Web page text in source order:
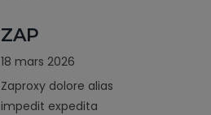
ZAP
18 mars 2026
Zaproxy dolore alias
impedit expedita